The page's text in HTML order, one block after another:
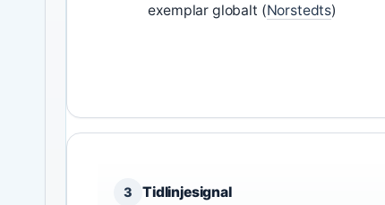
exemplar globalt (Norstedts)
3 Tidlinjesignal